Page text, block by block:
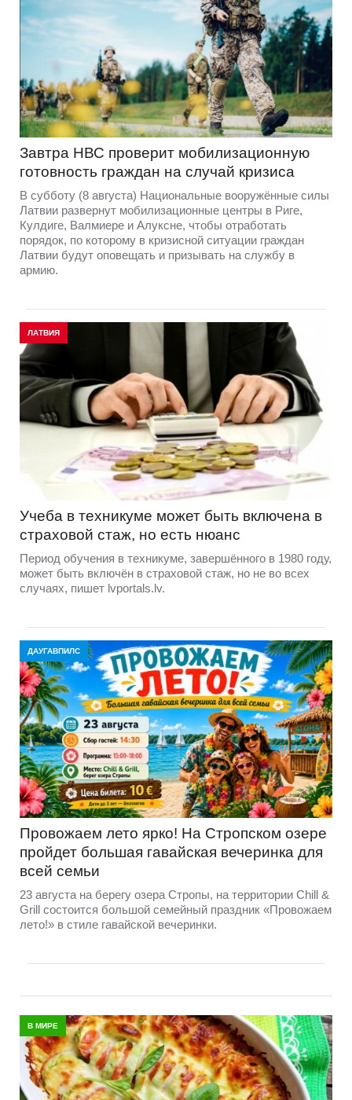
Завтра НВС проверит мобилизационную
готовность граждан на случай кризиса
В субботу (8 августа) Национальные вооружённые силы
Латвии развернут мобилизационные центры в Риге,
Кулдиге, Валмиере и Алуксне, чтобы отработать
порядок, по которому в кризисной ситуации граждан
Латвии будут оповещать и призывать на службу в
армию.
ЛАТВИЯ
Учеба в техникуме может быть включена в
страховой стаж, но есть нюанс
Период обучения в техникуме, завершённого в 1980 году,
может быть включён в страховой стаж, но не во всех
случаях, пишет lvportals.lv.
ДАУГАВПИЛС
Провожаем лето ярко! На Стропском озере
пройдет большая гавайская вечеринка для
всей семьи
23 августа на берегу озера Стропы, на территории Chill &
Grill состоится большой семейный праздник «Провожаем
лето!» в стиле гавайской вечеринки.
В МИРЕ